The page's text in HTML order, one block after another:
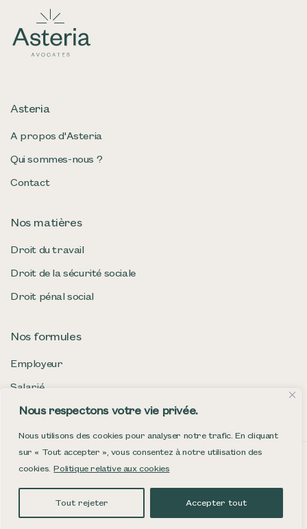
Nous respectons votre vie privée.
Nous utilisons des cookies pour analyser notre trafic. En cliquant
sur « Tout accepter », vous consentez à notre utilisation des
cookies. Politique relative aux cookies
Tout rejeter Accepter tout
Asteria
A propos d'Asteria
Qui sommes-nous ?
Contact
Nos matières
Droit du travail
Droit de la sécurité sociale
Droit pénal social
Nos formules
Employeur
Salarié
Assuré social
Mentions légales et conditions d’intervention
Politique de gestion des cookies
Site par Pikteo